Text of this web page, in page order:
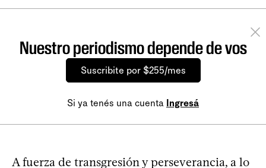
Nuestro periodismo depende de vos
Suscribite por $255/mes
Si ya tenés una cuenta Ingresá
A fuerza de transgresión y perseverancia, a lo